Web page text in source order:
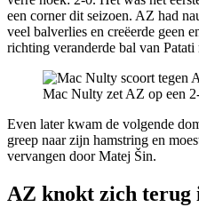
een corner dit seizoen. AZ had
veel balverlies en creëerde geen
richting veranderde bal van Patati
Mac Nulty zet AZ op een
Even later kwam de volgende
greep naar zijn hamstring en
vervangen door Matej Šin.
AZ knokt zich terug